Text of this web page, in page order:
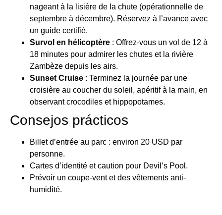
nageant à la lisière de la chute (opérationnelle de
septembre à décembre). Réservez à l’avance avec
un guide certifié.
Survol en hélicoptère : Offrez-vous un vol de 12 à
18 minutes pour admirer les chutes et la rivière
Zambèze depuis les airs.
Sunset Cruise : Terminez la journée par une
croisière au coucher du soleil, apéritif à la main, en
observant crocodiles et hippopotames.
Consejos prácticos
Billet d’entrée au parc : environ 20 USD par
personne.
Cartes d’identité et caution pour Devil’s Pool.
Prévoir un coupe-vent et des vêtements anti-
humidité.